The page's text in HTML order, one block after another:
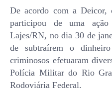
De acordo com a Deicor,
participou de uma
Lajes/RN, no dia 30 de
de subtraírem o
criminosos efetuaram
Polícia Militar do Rio
Rodoviária Federal.